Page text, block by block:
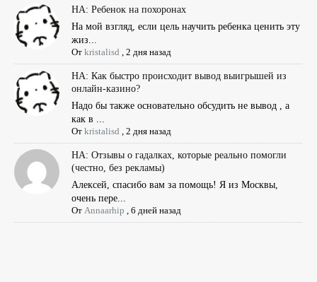
НА: Ребенок на похоронах
На мой взгляд, если цель научить ребенка ценить эту
жиз...
Отkristalisd ,2 дня назад
НА: Как быстро происходит вывод выигрышей из
онлайн-казино?
Надо бы также основательно обсудить не вывод , а
как в ...
Отkristalisd ,2 дня назад
НА: Отзывы о гадалках, которые реально помогли
(честно, без рекламы)
Алексей, спасибо вам за помощь! Я из Москвы,
очень пере...
От Annaarhip ,6 дней назад